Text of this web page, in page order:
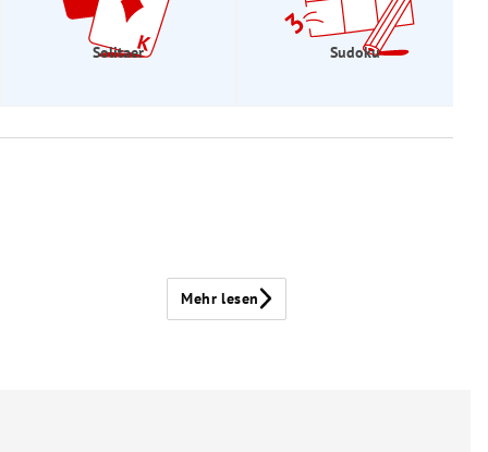
Solitaer Sudoku
Mehr lesen